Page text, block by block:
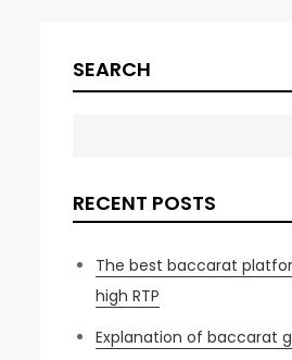
SEARCH
RECENT POSTS
The best baccarat
high RTP
Explanation of baccarat